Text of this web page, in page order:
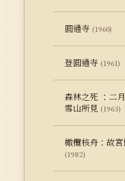
圓通寺 (1960)
登圓通寺 (1961)
森林之死 ：二
雪山所見 (1963)
橄欖核舟：故
(1982)